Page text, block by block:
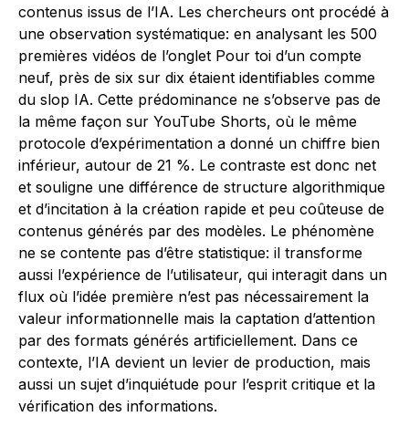
contenus issus de l’IA. Les chercheurs ont procédé à
une observation systématique: en analysant les 500
premières vidéos de l’onglet Pour toi d’un compte
neuf, près de six sur dix étaient identifiables comme
du slop IA. Cette prédominance ne s’observe pas de
la même façon sur YouTube Shorts, où le même
protocole d’expérimentation a donné un chiffre bien
inférieur, autour de 21 %. Le contraste est donc net
et souligne une différence de structure algorithmique
et d’incitation à la création rapide et peu coûteuse de
contenus générés par des modèles. Le phénomène
ne se contente pas d’être statistique: il transforme
aussi l’expérience de l’utilisateur, qui interagit dans un
flux où l’idée première n’est pas nécessairement la
valeur informationnelle mais la captation d’attention
par des formats générés artificiellement. Dans ce
contexte, l’IA devient un levier de production, mais
aussi un sujet d’inquiétude pour l’esprit critique et la
vérification des informations.